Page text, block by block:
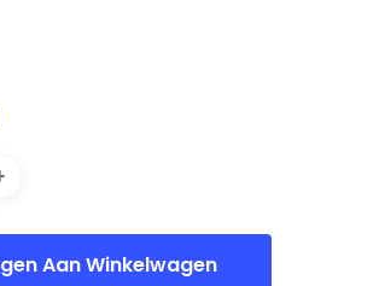
Aan Winkelwagen